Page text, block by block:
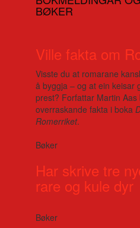
BØKER
Ville fakta om
Visste du at romarane
å byggja – og at ein keisar
prest? Forfattar Martin
overraskande fakta i boka
Romerriket.
Bøker
Har skrive tre
rare og kule dyr
Bøker